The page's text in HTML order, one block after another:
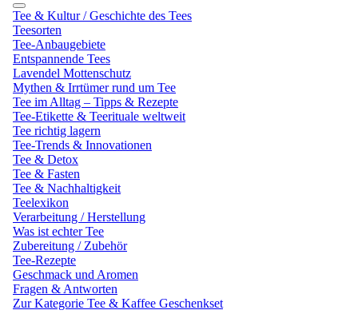
Tee & Kultur / Geschichte des Tees
Teesorten
Tee-Anbaugebiete
Entspannende Tees
Lavendel Mottenschutz
Mythen & Irrtümer rund um Tee
Tee im Alltag – Tipps & Rezepte
Tee-Etikette & Teerituale weltweit
Tee richtig lagern
Tee-Trends & Innovationen
Tee & Detox
Tee & Fasten
Tee & Nachhaltigkeit
Teelexikon
Verarbeitung / Herstellung
Was ist echter Tee
Zubereitung / Zubehör
Tee-Rezepte
Geschmack und Aromen
Fragen & Antworten
Zur Kategorie Tee & Kaffee Geschenkset